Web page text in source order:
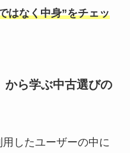
はなく中身”をチェッ
から学ぶ中古選びの
したユーザーの中に